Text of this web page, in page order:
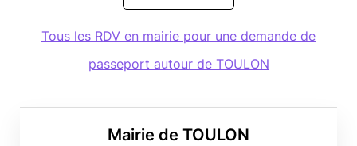
Mairie de TOULON
Tous les RDV en mairie pour une demande de
passeport autour de TOULON